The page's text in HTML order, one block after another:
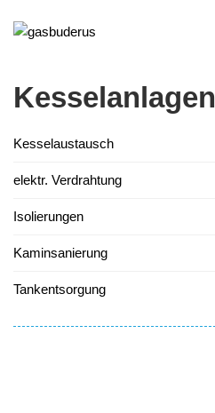
Kesselanlagen
Kesselaustausch
elektr. Verdrahtung
Isolierungen
Kaminsanierung
Tankentsorgung